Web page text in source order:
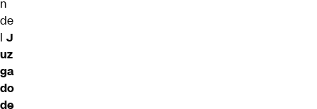
n
de
l J
uz
ga
do
de